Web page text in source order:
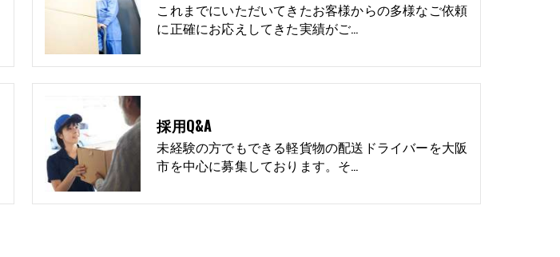
これまでにいただいてきたお客様からの多様なご依頼
に正確にお応えしてきた実績がご…
採用Q&A
未経験の方でもできる軽貨物の配送ドライバーを大阪
市を中心に募集しております。そ…